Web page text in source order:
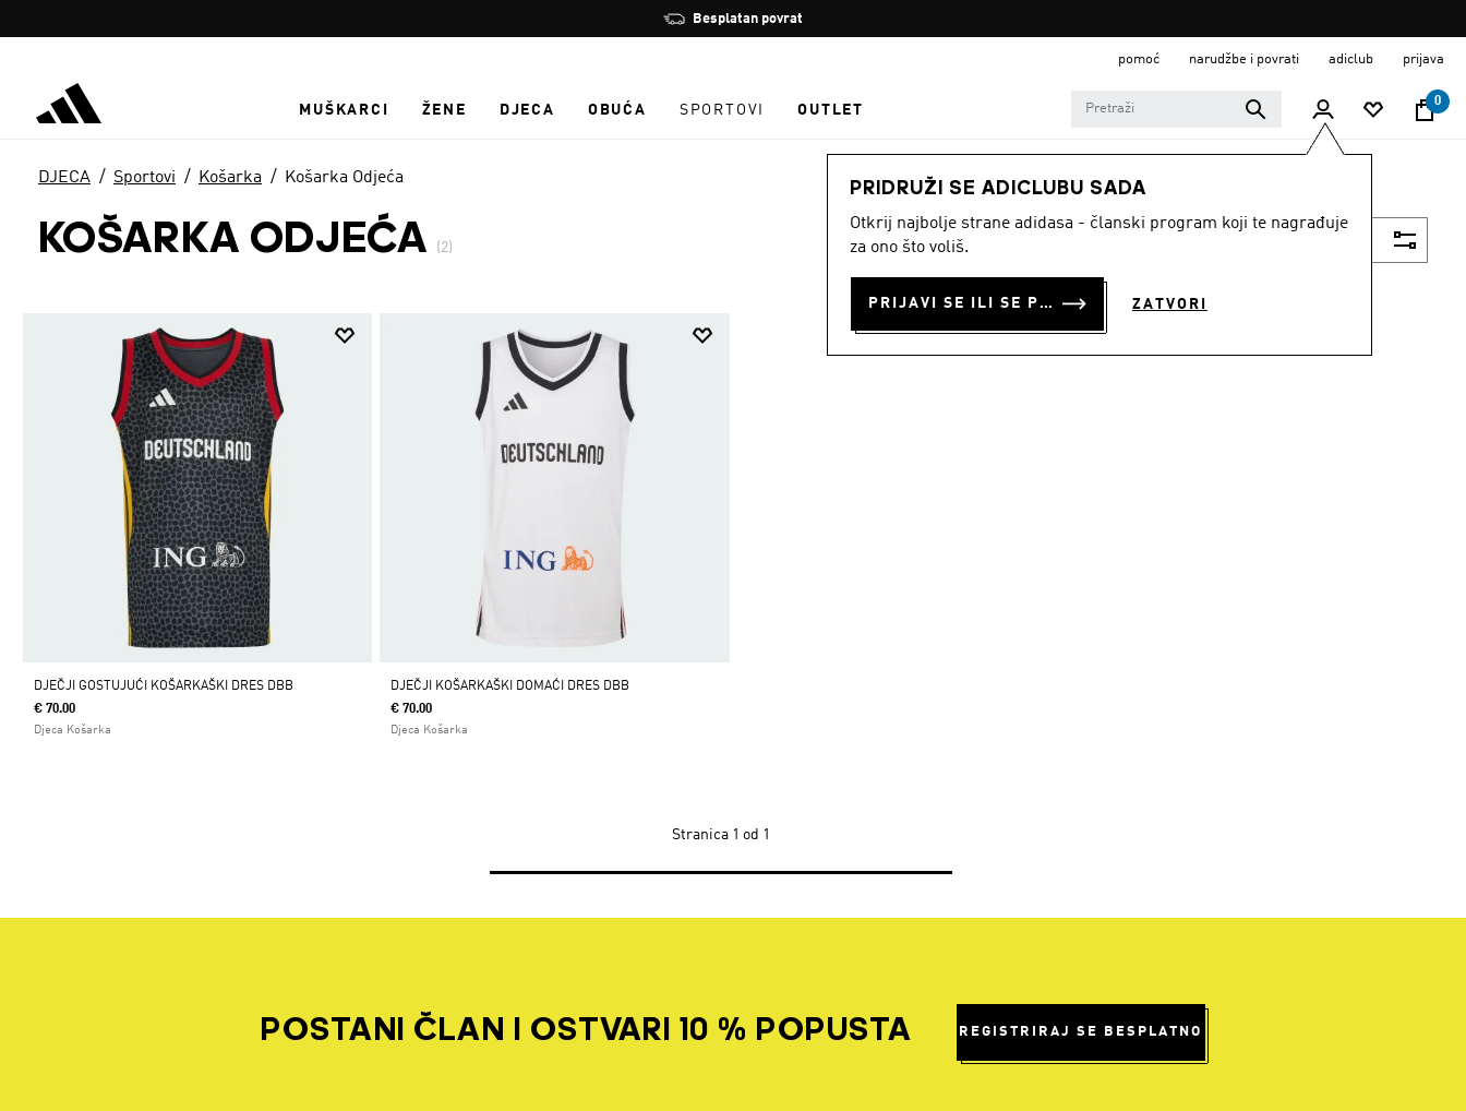
Zaustavi
rotaciju
Besplatan povrat
pomoć narudžbe i povrati adiclub prijava
MUŠKARCI ŽENE DJECA OBUĆA SPORTOVI OUTLET
0
PRIDRUŽI SE ADICLUBU SADA
Otkrij najbolje strane adidasa - članski program koji te nagrađuje
za ono što voliš.
PRIJAVI SE ILI SE PRIDRUŽI SADA ZATVORI
DJECA Sportovi Košarka Košarka Odjeća
KOŠARKA ODJEĆA (2)
DJEČJI GOSTUJUĆI KOŠARKAŠKI DRES DBB
€ 70.00
Djeca Košarka
DJEČJI KOŠARKAŠKI DOMAĆI DRES DBB
€ 70.00
Djeca Košarka
Stranica 1 od 1
POSTANI ČLAN I OSTVARI 10 % POPUSTA REGISTRIRAJ SE BESPLATNO